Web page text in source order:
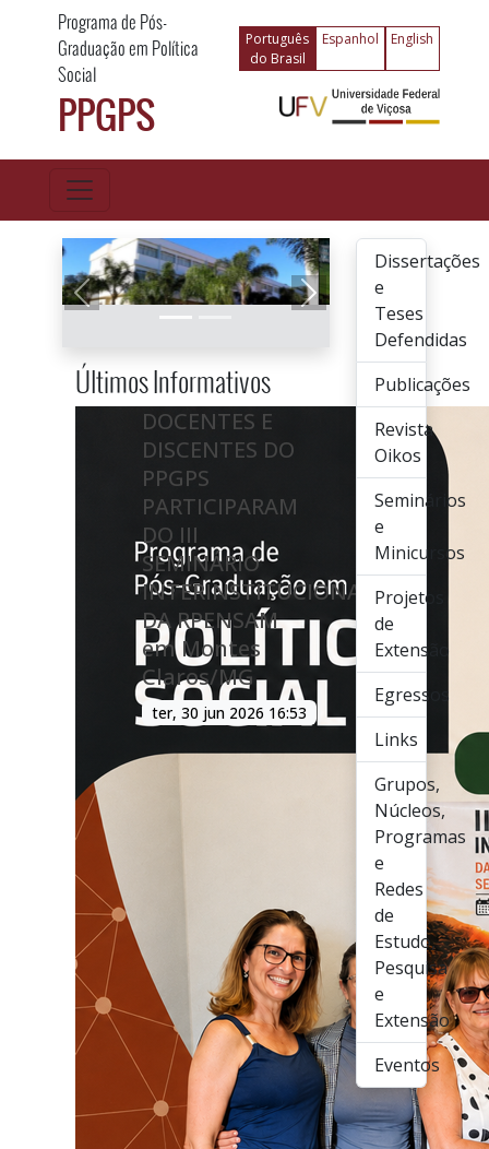
Programa de Pós-
Graduação em Política
Social
PPGPS
Português
do Brasil
Espanhol English
Anterior Próximo
Últimos Informativos
DOCENTES E
DISCENTES DO
PPGPS
PARTICIPARAM
DO III
SEMINÁRIO
INTERINSTITUCIONAL
DA RPENSAM
em Montes
Claros/MG
ter, 30 jun 2026 16:53
Dissertações
e
Teses
Defendidas
Publicações
Revista
Oikos
Seminários
e
Minicursos
Projetos
de
Extensão
Egressos
Links
Grupos,
Núcleos,
Programas
e
Redes
de
Estudo,
Pesquisa
e
Extensão
Eventos